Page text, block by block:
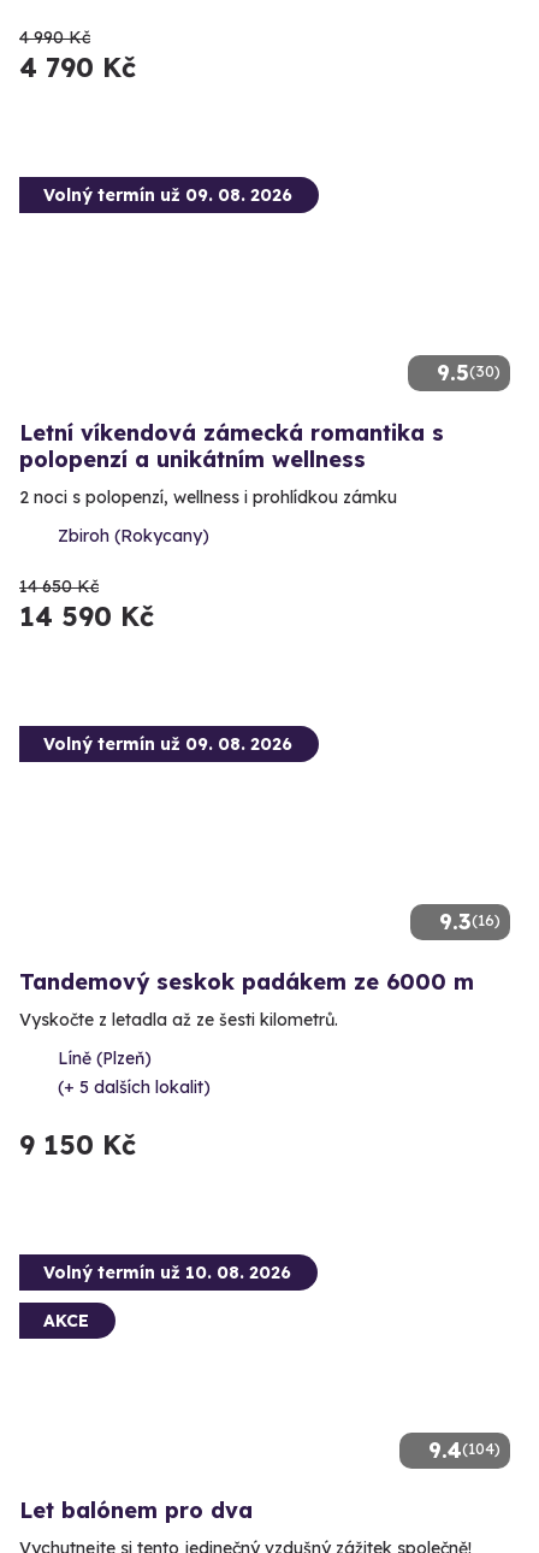
4 990 Kč
4 790 Kč
9.5(30)
Volný termín už 09. 08. 2026
Letní víkendová zámecká romantika s
polopenzí a unikátním wellness
2 noci s polopenzí, wellness i prohlídkou zámku
Zbiroh (Rokycany)
14 650 Kč
14 590 Kč
9.3(16)
Volný termín už 09. 08. 2026
Tandemový seskok padákem ze 6000 m
Vyskočte z letadla až ze šesti kilometrů.
Líně (Plzeň)
(+ 5 dalších lokalit)
9 150 Kč
9.4(104)
Volný termín už 10. 08. 2026
AKCE
Let balónem pro dva